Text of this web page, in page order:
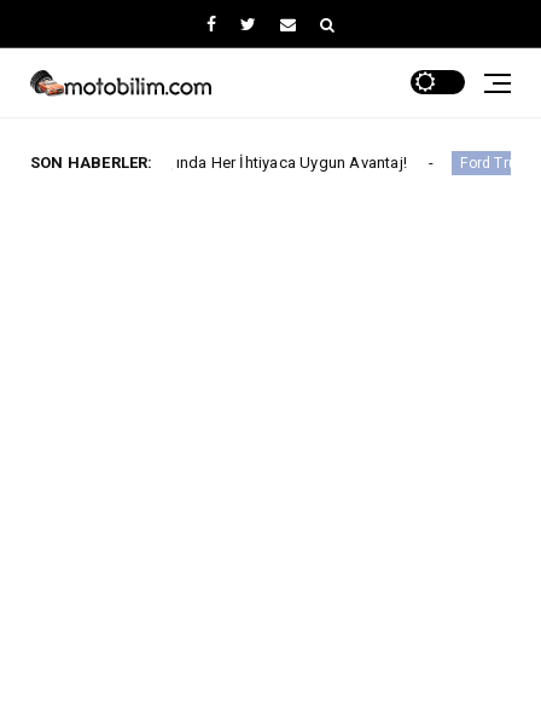
SON HABERLER:
Ayında Her İhtiyaca Uygun Avantaj! Ford Trucks Ford Trucks İle